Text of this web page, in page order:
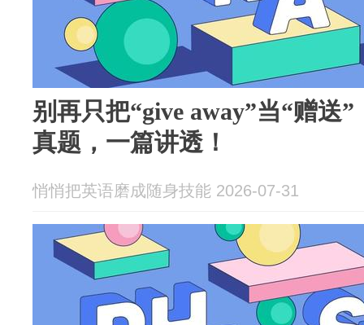
别再只把“give away”当“赠送
真题，一篇讲透！
悄悄把英语磨成随身技能 2026-07-31